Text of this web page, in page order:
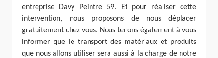
entreprise Davy Peintre 59. Et pour réaliser cette
intervention, nous proposons de nous déplacer
gratuitement chez vous. Nous tenons également à vous
informer que le transport des matériaux et produits
que nous allons utiliser sera aussi à la charge de notre